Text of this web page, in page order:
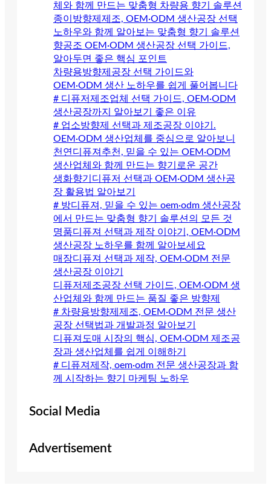
체와 함께 만드는 맞춤형 차량용 향기 솔루션
종이방향제제조, OEM·ODM 생산공장 선택
노하우와 함께 알아보는 맞춤형 향기 솔루션
향공조 OEM·ODM 생산공장 선택 가이드,
알아두면 좋은 핵심 포인트
차량용방향제공장 선택 가이드와
OEM·ODM 생산 노하우를 쉽게 풀어봅니다
# 디퓨저제조업체 선택 가이드, OEM·ODM
생산공장까지 알아보기 좋은 이유
# 업소방향제 선택과 제조공장 이야기.
OEM·ODM 생산업체를 중심으로 알아보니
천연디퓨져추천, 믿을 수 있는 OEM·ODM
생산업체와 함께 만드는 향기로운 공간
생화향기디퓨저 선택과 OEM·ODM 생산공
장 활용법 알아보기
# 방디퓨져, 믿을 수 있는 oem·odm 생산공장
에서 만드는 맞춤형 향기 솔루션의 모든 것
명품디퓨져 선택과 제작 이야기, OEM·ODM
생산공장 노하우를 함께 알아보세요
매장디퓨져 선택과 제작, OEM·ODM 전문
생산공장 이야기
디퓨저제조공장 선택 가이드, OEM·ODM 생
산업체와 함께 만드는 품질 좋은 방향제
# 차량용방향제제조, OEM·ODM 전문 생산
공장 선택법과 개발과정 알아보기
디퓨져도매 시장의 핵심, OEM·ODM 제조공
장과 생산업체를 쉽게 이해하기
# 디퓨져제작, oem·odm 전문 생산공장과 함
께 시작하는 향기 마케팅 노하우
Social Media
Advertisement